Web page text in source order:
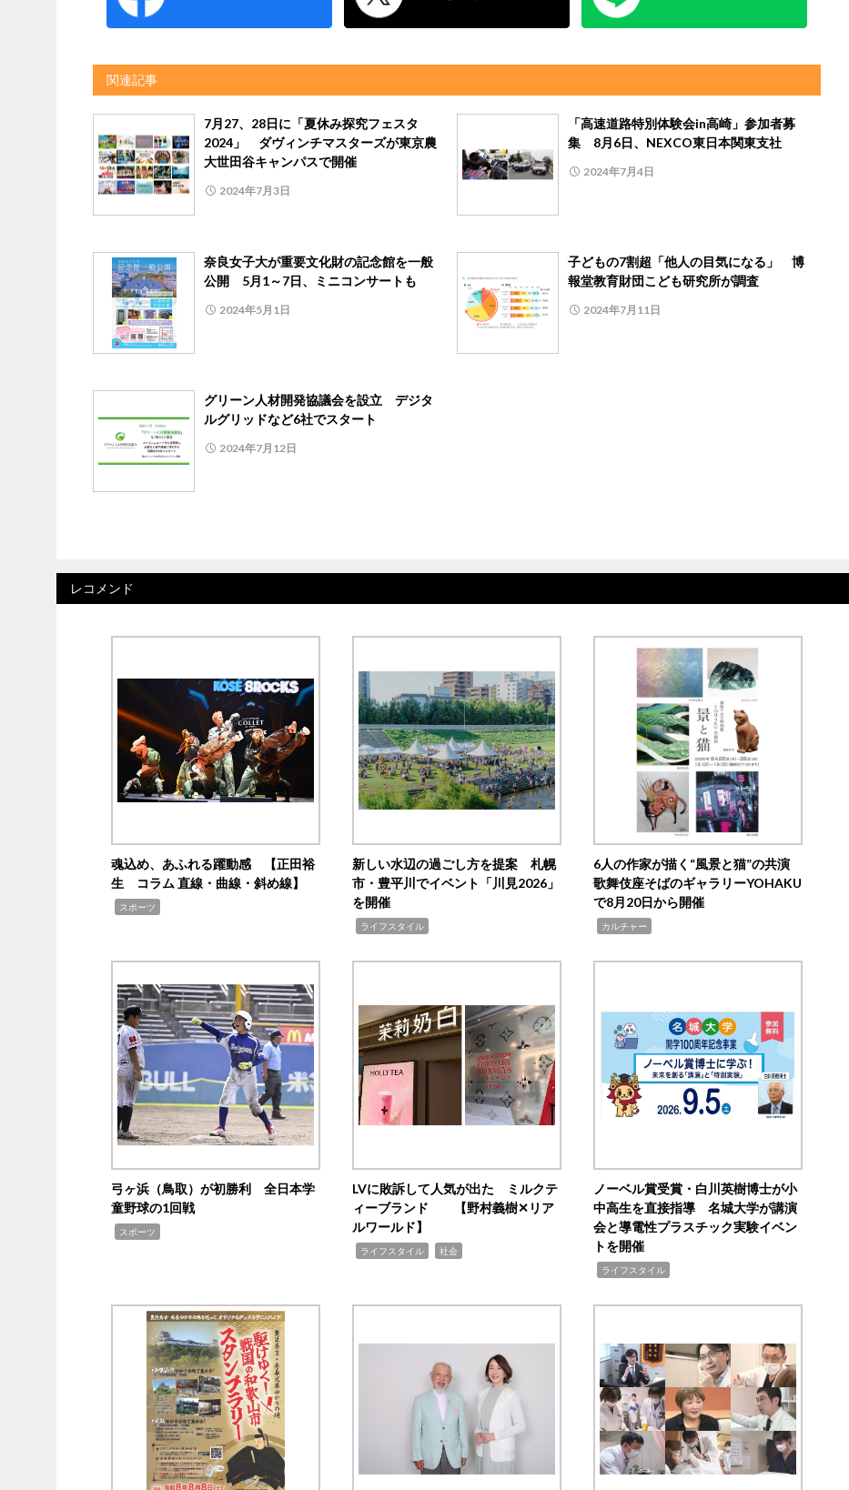
関連記事
7月27、28日に「夏休み探究フェスタ
2024」 ダヴィンチマスターズが東京農
大世田谷キャンパスで開催
2024年7月3日
「高速道路特別体験会in高崎」参加者募
集 8月6日、NEXCO東日本関東支社
2024年7月4日
奈良女子大が重要文化財の記念館を一般
公開 5月1～7日、ミニコンサートも
2024年5月1日
子どもの7割超「他人の目気になる」 博
報堂教育財団こども研究所が調査
2024年7月11日
グリーン人材開発協議会を設立 デジタ
ルグリッドなど6社でスタート
2024年7月12日
レコメンド
魂込め、あふれる躍動感 【正田裕
生 コラム 直線・曲線・斜め線】
スポーツ
新しい水辺の過ごし方を提案 札幌
市・豊平川でイベント「川見2026」
を開催
ライフスタイル
6人の作家が描く“風景と猫”の共演
歌舞伎座そばのギャラリーYOHAKU
で8月20日から開催
カルチャー
弓ヶ浜（鳥取）が初勝利 全日本学
童野球の1回戦
スポーツ
LVに敗訴して人気が出た ミルクテ
ィーブランド 【野村義樹✕リア
ルワールド】
ライフスタイル 社会
ノーベル賞受賞・白川英樹博士が小
中高生を直接指導 名城大学が講演
会と導電性プラスチック実験イベン
トを開催
ライフスタイル